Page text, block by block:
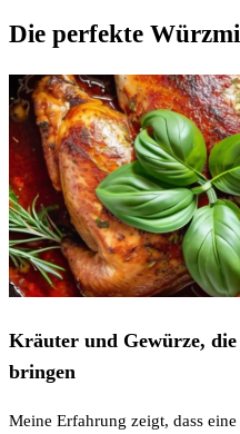
Die perfekte
Kräuter und Gewürze, die
bringen
Meine Erfahrung zeigt, dass